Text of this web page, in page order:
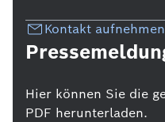
Kontakt aufnehmen
Hier können Sie die
PDF herunterladen.